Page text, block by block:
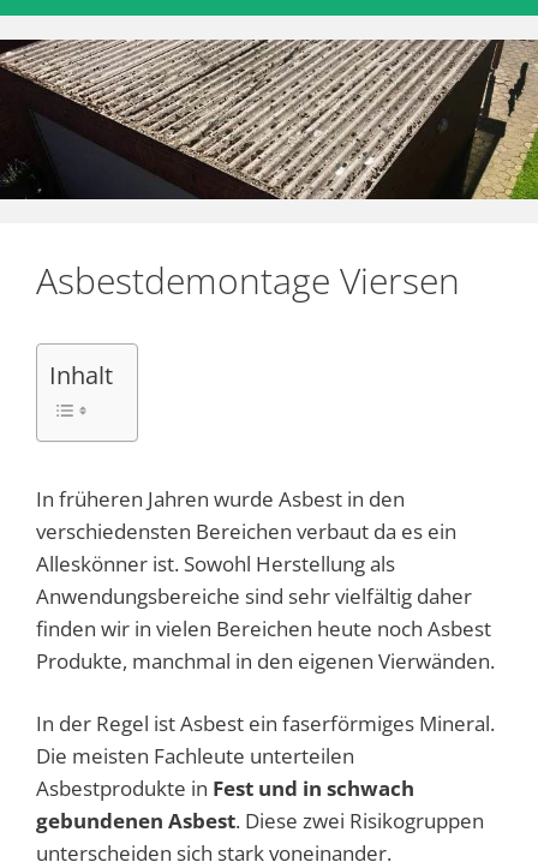
Asbestdemontage Viersen
Inhalt
In früheren Jahren wurde Asbest in den
verschiedensten Bereichen verbaut da es ein
Alleskönner ist. Sowohl Herstellung als
Anwendungsbereiche sind sehr vielfältig daher
finden wir in vielen Bereichen heute noch Asbest
Produkte, manchmal in den eigenen Vierwänden.
In der Regel ist Asbest ein faserförmiges Mineral.
Die meisten Fachleute unterteilen
Asbestprodukte in Fest und in schwach
gebundenen Asbest. Diese zwei Risikogruppen
unterscheiden sich stark voneinander.